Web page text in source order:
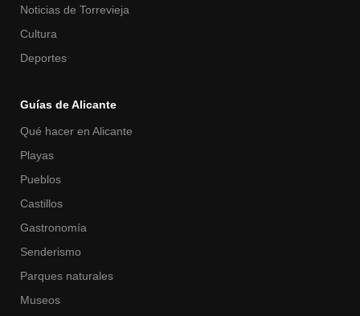
Noticias de Torrevieja
Cultura
Deportes
Guías de Alicante
Qué hacer en Alicante
Playas
Pueblos
Castillos
Gastronomía
Senderismo
Parques naturales
Museos